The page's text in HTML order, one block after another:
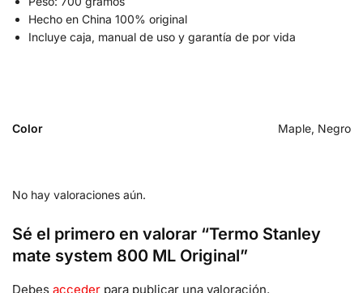
Hecho en China 100% original
Incluye caja, manual de uso y garantía de por vida
Color Maple, Negro
No hay valoraciones aún.
Sé el primero en valorar “Termo Stanley
mate system 800 ML Original”
Debes acceder para publicar una valoración.